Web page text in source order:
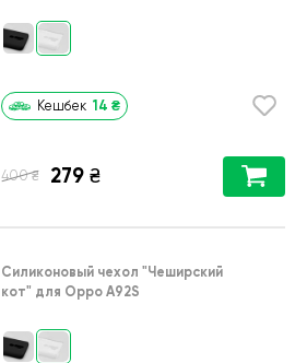
Кешбек 14 ₴
400 ₴ 279 ₴
Силиконовый чехол "Чеширский
кот" для Oppo A92S